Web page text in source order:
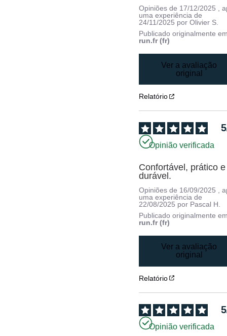
Opiniões de 17/12/2025
,
uma experiência de
24/11/2025 porOlivier S.
Publicado originalmente
run.fr (fr)
Ver a avaliação
original
Relatório
5
Opinião verificada
Confortável, prático e
durável.
Opiniões de 16/09/2025
,
uma experiência de
22/08/2025 por Pascal H.
Publicado originalmente
run.fr (fr)
Ver a avaliação
original
Relatório
5
Opinião verificada